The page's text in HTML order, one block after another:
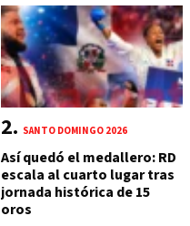
SANTO DOMINGO 2026
Así quedó el medallero: RD
escala al cuarto lugar tras
jornada histórica de 15
oros